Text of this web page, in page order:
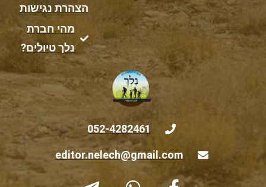
הצהרת נגישות
מהי חברת
נלך טיולים?
052-4282461
editor.nelech@gmail.com